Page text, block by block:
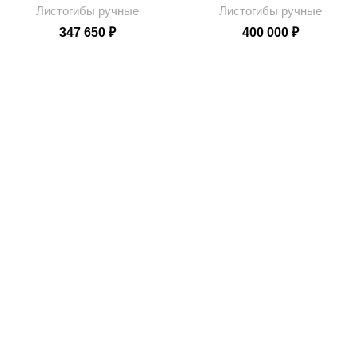
Листогибы ручные
347 650 ₽
Листогибы ручные
400 000 ₽